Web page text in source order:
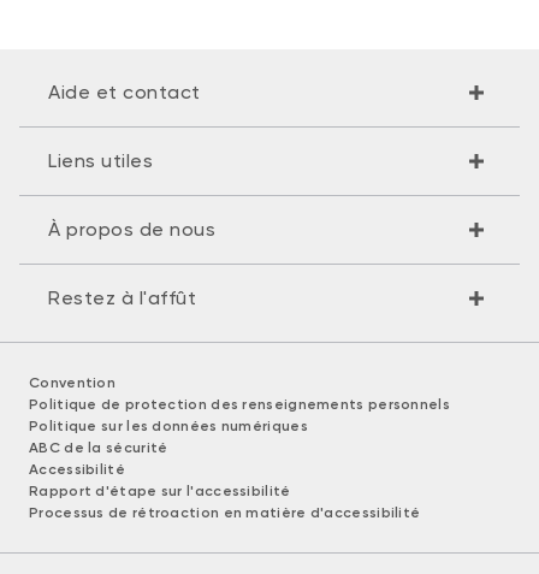
Aide et contact
Liens utiles
À propos de nous
Restez à l'affût
Convention
Politique de protection des renseignements personnels
Politique sur les données numériques
ABC de la sécurité
Accessibilité
Rapport d'étape sur l'accessibilité
Processus de rétroaction en matière d'accessibilité